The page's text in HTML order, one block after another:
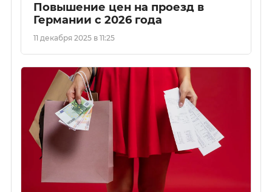
Повышение цен на проезд в
Германии с 2026 года
11 декабря 2025 в 11:25